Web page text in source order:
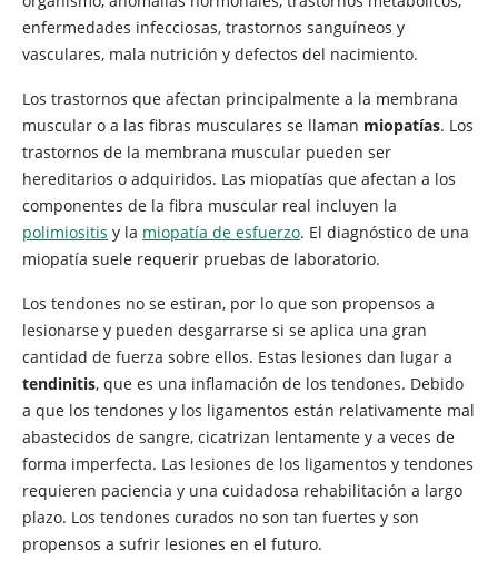
enfermedades infecciosas, trastornos sanguíneos y
vasculares, mala nutrición y defectos del nacimiento.
Los trastornos que afectan principalmente a la membrana
muscular o a las fibras musculares se llaman miopatías. Los
trastornos de la membrana muscular pueden ser
hereditarios o adquiridos. Las miopatías que afectan a los
componentes de la fibra muscular real incluyen la
polimiositis y la miopatía de esfuerzo. El diagnóstico de una
miopatía suele requerir pruebas de laboratorio.
Los tendones no se estiran, por lo que son propensos a
lesionarse y pueden desgarrarse si se aplica una gran
cantidad de fuerza sobre ellos. Estas lesiones dan lugar a
tendinitis, que es una inflamación de los tendones. Debido
a que los tendones y los ligamentos están relativamente mal
abastecidos de sangre, cicatrizan lentamente y a veces de
forma imperfecta. Las lesiones de los ligamentos y tendones
requieren paciencia y una cuidadosa rehabilitación a largo
plazo. Los tendones curados no son tan fuertes y son
propensos a sufrir lesiones en el futuro.